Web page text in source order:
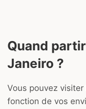
Quand
Janeiro ?
Vous pouvez visiter
fonction de vos